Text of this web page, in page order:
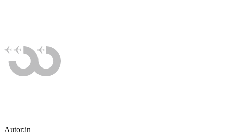
Autor:in